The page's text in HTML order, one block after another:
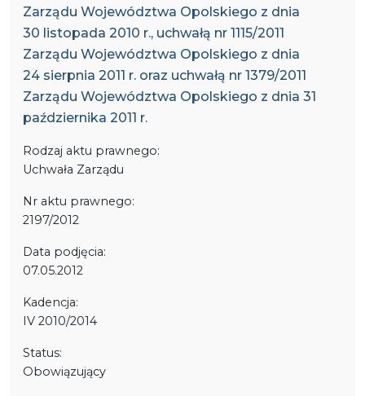
Zarządu Województwa Opolskiego z dnia
30 listopada 2010 r., uchwałą nr 1115/2011
Zarządu Województwa Opolskiego z dnia
24 sierpnia 2011 r. oraz uchwałą nr 1379/2011
Zarządu Województwa Opolskiego z dnia 31
października 2011 r.
Rodzaj aktu prawnego:
Uchwała Zarządu
Nr aktu prawnego:
2197/2012
Data podjęcia:
07.05.2012
Kadencja:
IV 2010/2014
Status:
Obowiązujący